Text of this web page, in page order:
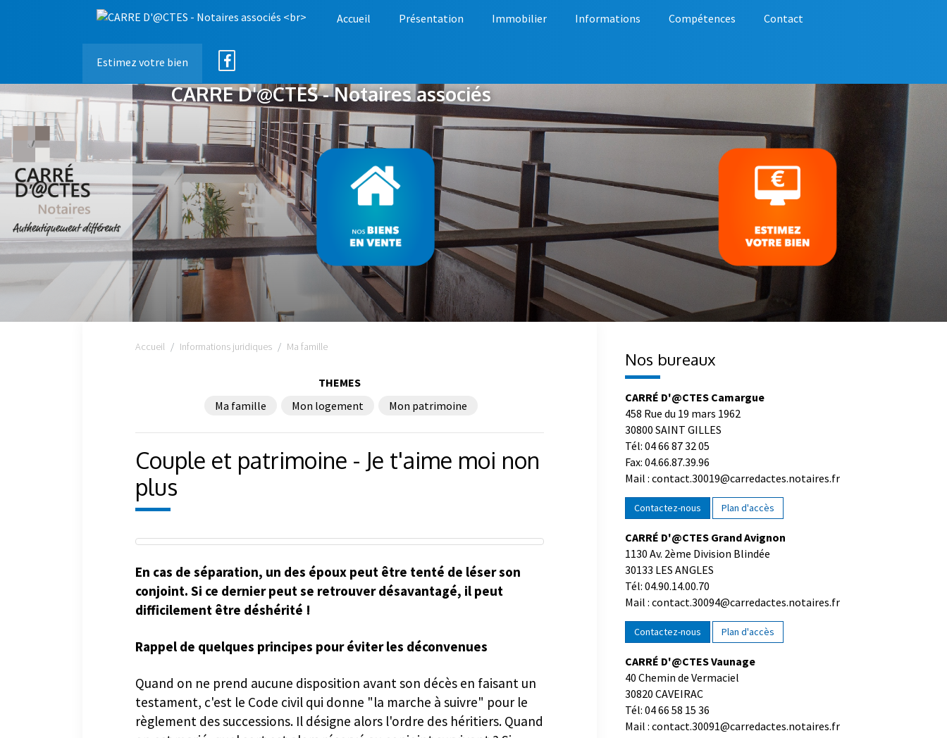
Accueil Présentation Immobilier Informations Compétences Contact
Estimez votre bien
CARRE D'@CTES - Notaires associés
Accueil Informations juridiques Ma famille
THEMES
Ma famille
Mon logement Mon patrimoine
Couple et patrimoine - Je t'aime moi non
plus
En cas de séparation, un des époux peut être tenté de léser son
conjoint. Si ce dernier peut se retrouver désavantagé, il peut
difficilement être déshérité !
Rappel de quelques principes pour éviter les déconvenues
Quand on ne prend aucune disposition avant son décès en faisant un
testament, c'est le Code civil qui donne "la marche à suivre" pour le
règlement des successions. Il désigne alors l'ordre des héritiers. Quand
Nos bureaux
CARRÉ D'@CTES Camargue
458 Rue du 19 mars 1962
30800 SAINT GILLES
Tél: 04 66 87 32 05
Fax: 04.66.87.39.96
Mail : contact.30019@carredactes.notaires.fr
Contactez-nous Plan d'accès
CARRÉ D'@CTES Grand Avignon
1130 Av. 2ème Division Blindée
30133 LES ANGLES
Tél: 04.90.14.00.70
Mail : contact.30094@carredactes.notaires.fr
Contactez-nous Plan d'accès
CARRÉ D'@CTES Vaunage
40 Chemin de Vermaciel
30820 CAVEIRAC
Tél: 04 66 58 15 36
Mail : contact.30091@carredactes.notaires.fr